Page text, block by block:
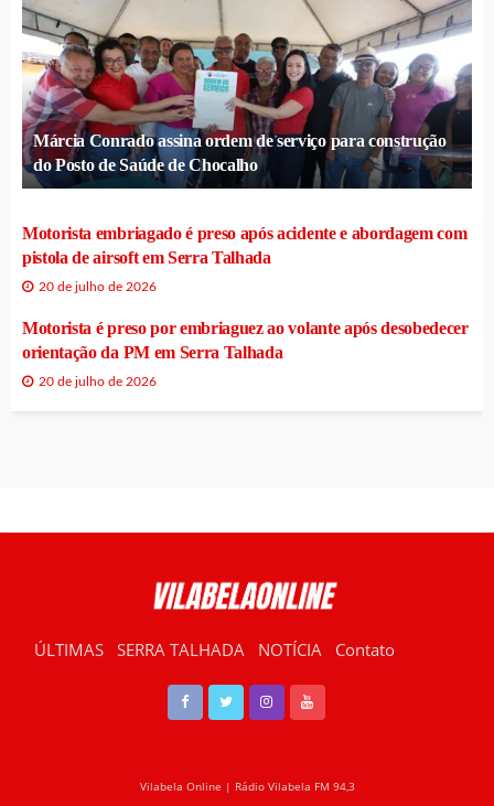
Márcia Conrado assina ordem de serviço para construção
do Posto de Saúde de Chocalho
Motorista embriagado é preso após acidente e abordagem com
pistola de airsoft em Serra Talhada
20 de julho de 2026
Motorista é preso por embriaguez ao volante após desobedecer
orientação da PM em Serra Talhada
20 de julho de 2026
ÚLTIMAS SERRA TALHADA NOTÍCIA Contato
Vilabela Online | Rádio Vilabela FM 94,3